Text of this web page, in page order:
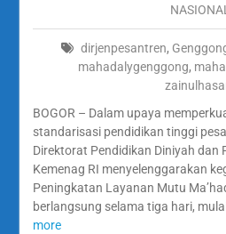
NASIONAL
dirjenpesantren,
mahadalygenggong,
BOGOR – Dalam upaya
standarisasi pendidikan tinggi
Direktorat Pendidikan Diniyah dan
Kemenag RI menyelenggarakan
Peningkatan Layanan Mutu
berlangsung selama tiga hari,
more